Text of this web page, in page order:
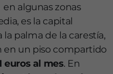
algunas zonas
es la capital
la palma de la carestía,
en un piso compartido
euros al mes. En